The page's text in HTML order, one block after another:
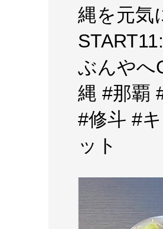
縄を元気
ぶんやへ
縄 #那覇
#修斗 #
ット